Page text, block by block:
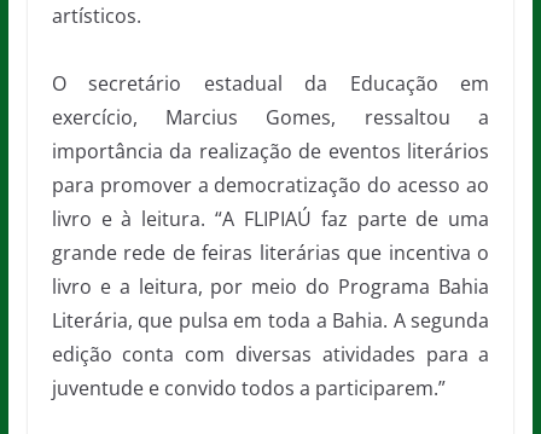
artísticos.
O secretário estadual da Educação em
exercício, Marcius Gomes, ressaltou a
importância da realização de eventos literários
para promover a democratização do acesso ao
livro e à leitura. “A FLIPIAÚ faz parte de uma
grande rede de feiras literárias que incentiva o
livro e a leitura, por meio do Programa Bahia
Literária, que pulsa em toda a Bahia. A segunda
edição conta com diversas atividades para a
juventude e convido todos a participarem.”